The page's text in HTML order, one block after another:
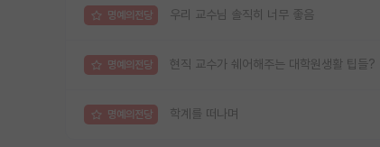
명예의전당 우리 교수님 솔직히 너무 좋음
명예의전당 현직 교수가 쉐어해주는 대학원생활 팁들?
명예의전당 학계를 떠나며